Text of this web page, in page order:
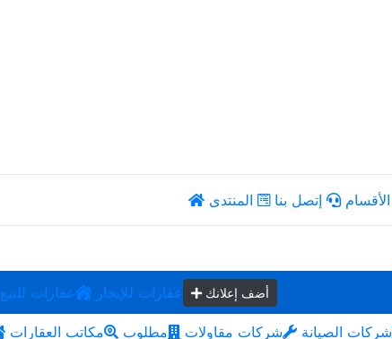
الأقسام إتصل بنا المنتدى
عقارات للبيع عقارات للإيجار أضف إعلانك
مكاتب العقارات مطلوب شركات مقاولات شركات الصيانة